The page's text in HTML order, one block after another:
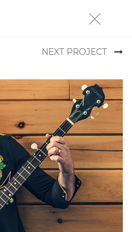
NEXT PROJECT